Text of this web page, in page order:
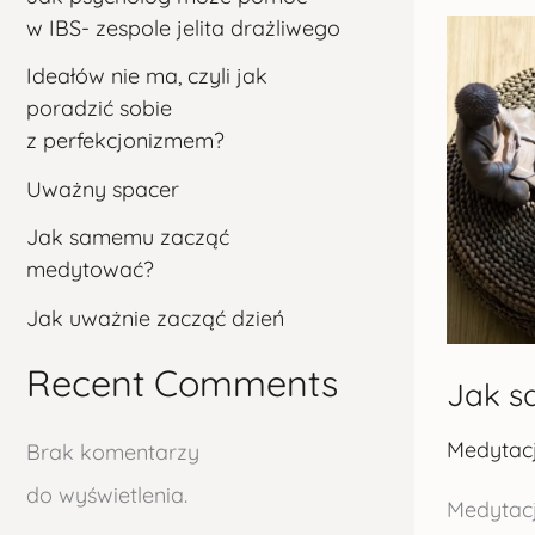
w IBS- zespole jelita drażliwego
Ideałów nie ma, czyli jak
poradzić sobie
z perfekcjonizmem?
Uważny spacer
Jak samemu zacząć
medytować?
Jak uważnie zacząć dzień
Recent Comments
Brak komentarzy
do wyświetlenia.
Jak
samemu
zacząć